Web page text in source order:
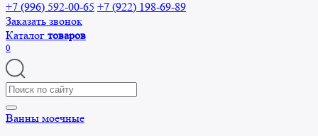
+7 (996) 592-00-65 +7 (922) 198-69-89
Заказать звонок
Каталог товаров
0
Search
for:
Ванны моечные